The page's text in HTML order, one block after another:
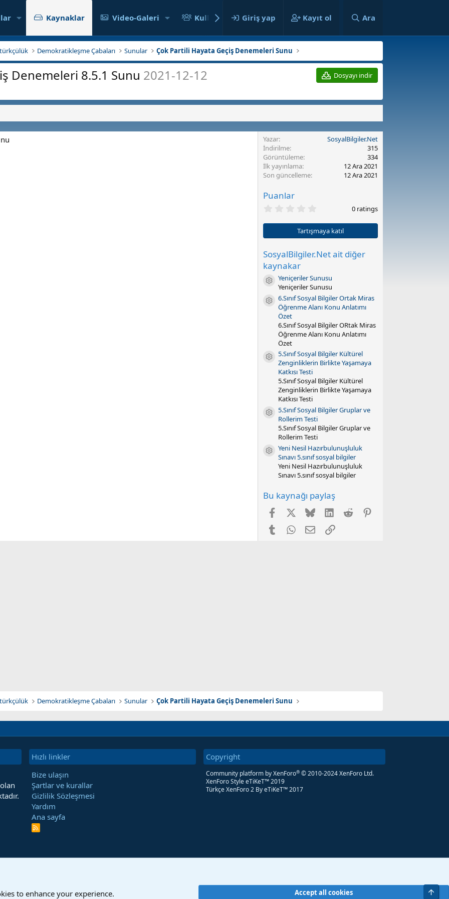
Kaynaklar Video-Galeri Kullanıcılar Giriş yap Kayıt ol Ara
Demokratikleşme Çabaları Sunular Çok Partili Hayata Geçiş Denemeleri Sunu
Denemeleri 8.5.1 Sunu 2021-12-12 Dosyayı indir
Yazar
SosyalBilgiler.Net
İndirilme
315
Görüntüleme
334
İlk yayınlama
12 Ara 2021
Son güncelleme
12 Ara 2021
Puanlar
0
0
y
l
d
z
(
l
a
r
)
0 ratings
Tartışmaya katıl
SosyalBilgiler.Net ait diğer
kaynakar
Kaynak ikonu
Yeniçeriler Sunusu
Yeniçeriler Sunusu
Kaynak ikonu
6.Sınıf Sosyal Bilgiler Ortak Miras
Öğrenme Alanı Konu Anlatımı
Özet
6.Sınıf Sosyal Bilgiler ORtak Miras
Öğrenme Alanı Konu Anlatımı
Özet
Kaynak ikonu
5.Sınıf Sosyal Bilgiler Kültürel
Zenginliklerin Birlikte Yaşamaya
Katkısı Testi
5.Sınıf Sosyal Bilgiler Kültürel
Zenginliklerin Birlikte Yaşamaya
Katkısı Testi
Kaynak ikonu
5.Sınıf Sosyal Bilgiler Gruplar ve
Rollerim Testi
5.Sınıf Sosyal Bilgiler Gruplar ve
Rollerim Testi
Kaynak ikonu
Yeni Nesil Hazırbulunuşluluk
Sınavı 5.sınıf sosyal bilgiler
Yeni Nesil Hazırbulunuşluluk
Sınavı 5.sınıf sosyal bilgiler
Bu kaynağı paylaş
Facebook Bluesky LinkedInReddit
TumblrWhatsApp
E-postaLink
Demokratikleşme Çabaları Sunular Çok Partili Hayata Geçiş Denemeleri Sunu
Hızlı linkler
Bize ulaşın
Şartlar ve kurallar
Gizlilik Sözleşmesi
Yardım
Ana sayfa
R
Copyright
Community platform by XenForo® © 2010-2024 XenForo Ltd.
XenForo Style eTiKeT™ 2019
Türkçe XenForo 2By eTiKeT™ 2017
to enhance your experience. Accept all cookies